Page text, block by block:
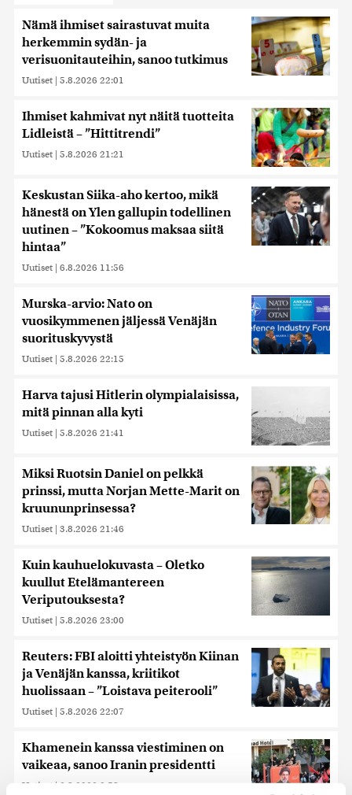
Nämä ihmiset sairastuvat muita
herkemmin sydän- ja
verisuonitauteihin, sanoo tutkimus
Uutiset | 5.8.2026 22:01
Ihmiset kahmivat nyt näitä tuotteita
Lidleistä – ”Hittitrendi”
Uutiset | 5.8.2026 21:21
Keskustan Siika-aho kertoo, mikä
hänestä on Ylen gallupin todellinen
uutinen – ”Kokoomus maksaa siitä
hintaa”
Uutiset | 6.8.2026 11:56
Murska-arvio: Nato on
vuosikymmenen jäljessä Venäjän
suorituskyvystä
Uutiset | 5.8.2026 22:15
Harva tajusi Hitlerin olympialaisissa,
mitä pinnan alla kyti
Uutiset | 5.8.2026 21:41
Miksi Ruotsin Daniel on pelkkä
prinssi, mutta Norjan Mette-Marit on
kruununprinsessa?
Uutiset | 3.8.2026 21:46
Kuin kauhuelokuvasta – Oletko
kuullut Etelämantereen
Veriputouksesta?
Uutiset | 5.8.2026 23:00
Reuters: FBI aloitti yhteistyön Kiinan
ja Venäjän kanssa, kriitikot
huolissaan – ”Loistava peiterooli”
Uutiset | 5.8.2026 22:07
Khamenein kanssa viestiminen on
vaikeaa, sanoo Iranin presidentti
Uutiset | 6.8.2026 0:58